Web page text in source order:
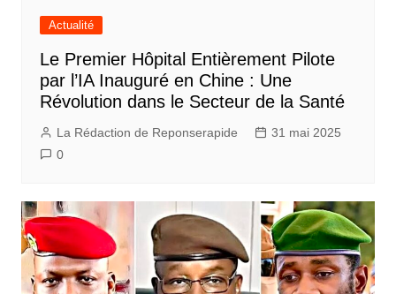
Actualité
Le Premier Hôpital Entièrement Pilote
par l’IA Inauguré en Chine : Une
Révolution dans le Secteur de la Santé
La Rédaction de Reponserapide
31 mai 2025
0